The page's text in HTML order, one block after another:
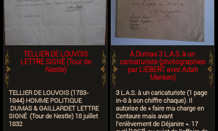
TELLIER DE LOUVOIS
LETTRE SIGNÉ (Tour de
Nestle)
TELLIER DE LOUVOIS (1783-
1844) HOMME POLITIQUE
DUMAS & GAILLARDET LETTRE
SIGNÉ (Tour de Nestle) 18 juillet
1832
A.Dumas 3 L.A.S. à un
caricaturiste (photographies
par LIÉBERT avec Adah
Menken)
3 L.A.S. à un caricaturiste (1 page
in-8 à son chiffre chaque). Il
autorise de « faire ma charge en
Centaure mais avant
l’enlèvement de Déjanire ». 17